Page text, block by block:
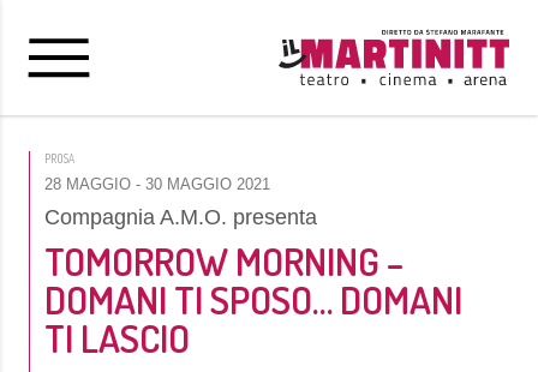
PROSA
28 MAGGIO - 30 MAGGIO 2021
Compagnia A.M.O. presenta
TOMORROW MORNING –
DOMANI TI SPOSO… DOMANI
TI LASCIO